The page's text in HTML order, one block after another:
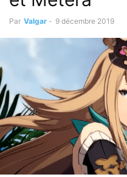
Par Valgar - 9 décembre 2019